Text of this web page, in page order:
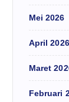
Mei 2026
April 2026
Maret
Februari